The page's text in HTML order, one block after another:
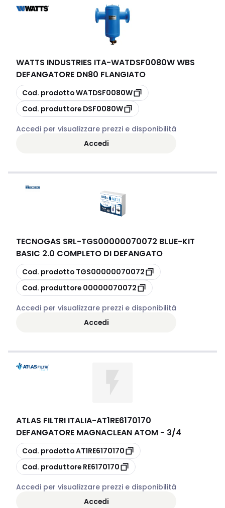
WATTS INDUSTRIES ITA-WATDSF0080W WBS
DEFANGATORE DN80 FLANGIATO
copia
Cod. prodottoWATDSF0080W
copia
Cod. produttore DSF0080W
Accedi per visualizzare prezzi e disponibilità
Accedi
TECNOGAS SRL-TGS00000070072 BLUE-KIT
BASIC 2.0 COMPLETO DI DEFANGATO
copia
Cod. prodotto TGS00000070072
copia
Cod. produttore 00000070072
Accedi per visualizzare prezzi e disponibilità
Accedi
ATLAS FILTRI ITALIA-AT1RE6170170
DEFANGATORE MAGNACLEAN ATOM - 3/4
copia
Cod. prodottoAT1RE6170170
copia
Cod. produttore RE6170170
Accedi per visualizzare prezzi e disponibilità
Accedi